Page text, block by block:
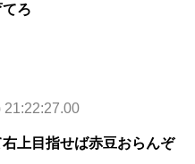
ろ
21:22:27.00
上目指せば赤豆おらんぞ